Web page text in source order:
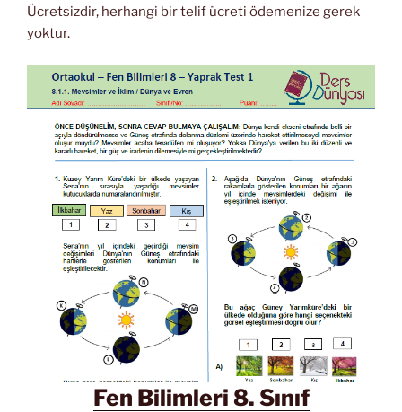
Ücretsizdir, herhangi bir telif ücreti ödemenize gerek
yoktur.
Fen Bilimleri 8. Sınıf